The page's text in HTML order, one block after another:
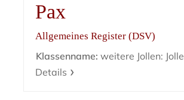
Pax
Allgemeines Register (DSV)
Klassenname: weitere Jollen: Jolle
Details